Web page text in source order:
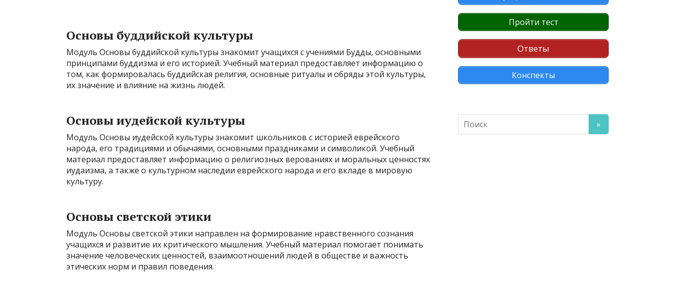
Основы буддийской культуры
Модуль Основы буддийской культуры знакомит учащихся с учениями Будды, основными
принципами буддизма и его историей. Учебный материал предоставляет информацию о
том, как формировалась буддийская религия, основные ритуалы и обряды этой культуры,
их значение и влияние на жизнь людей.
Основы иудейской культуры
Модуль Основы иудейской культуры знакомит школьников с историей еврейского
народа, его традициями и обычаями, основными праздниками и символикой. Учебный
материал предоставляет информацию о религиозных верованиях и моральных ценностях
иудаизма, а также о культурном наследии еврейского народа и его вкладе в мировую
культуру.
Основы светской этики
Модуль Основы светской этики направлен на формирование нравственного сознания
учащихся и развитие их критического мышления. Учебный материал помогает понимать
значение человеческих ценностей, взаимоотношений людей в обществе и важность
этических норм и правил поведения.
Пройти тест
Ответы
Конспекты